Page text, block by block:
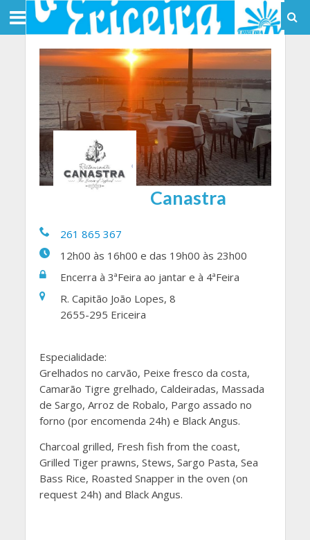
Canastra
261 865 367
12h00 às 16h00 e das 19h00 às 23h00
Encerra à 3ªFeira ao jantar e à 4ªFeira
R. Capitão João Lopes, 8
2655-295 Ericeira
Especialidade:
Grelhados no carvão, Peixe fresco da costa,
Camarão Tigre grelhado, Caldeiradas, Massada
de Sargo, Arroz de Robalo, Pargo assado no
forno (por encomenda 24h) e Black Angus.
Charcoal grilled, Fresh fish from the coast,
Grilled Tiger prawns, Stews, Sargo Pasta, Sea
Bass Rice, Roasted Snapper in the oven (on
request 24h) and Black Angus.